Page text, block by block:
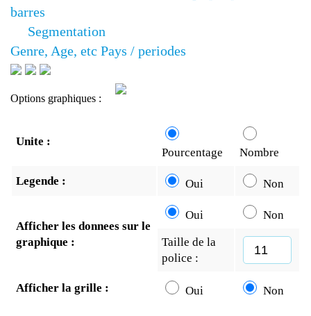
Segmentation
Genre, Age, etc Pays / periodes
Options graphiques :
Unite :
Pourcentage
Nombre
Legende : Oui Non
Afficher les donnees sur le
graphique :
Oui Non
Taille de la
police :
Afficher la grille : Oui Non